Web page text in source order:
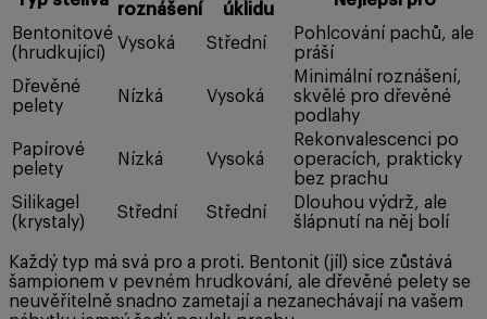
roznášení
úklidu
Bentonitové
(hrudkující)
Vysoká Střední
Pohlcování pachů, ale
práší
Dřevěné
pelety
Nízká Vysoká
Minimální roznášení,
skvělé pro dřevěné
podlahy
Papírové
pelety
Nízká Vysoká
Rekonvalescenci po
operacích, prakticky
bez prachu
Silikagel
(krystaly)
Střední Střední
Dlouhou výdrž, ale
šlápnutí na něj bolí
Každý typ má svá pro a proti. Bentonit (jíl) sice zůstává
šampionem v pevném hrudkování, ale dřevěné pelety se
neuvěřitelně snadno zametají a nezanechávají na vašem